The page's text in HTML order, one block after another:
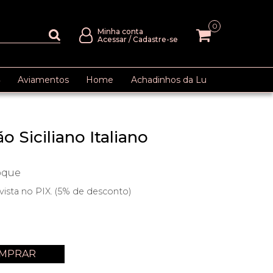
Minha conta
Acessar / Cadastre-se
0
Aviamentos Home Achadinhos da Lu
Siciliano Italiano
no PIX. (5% de desconto)